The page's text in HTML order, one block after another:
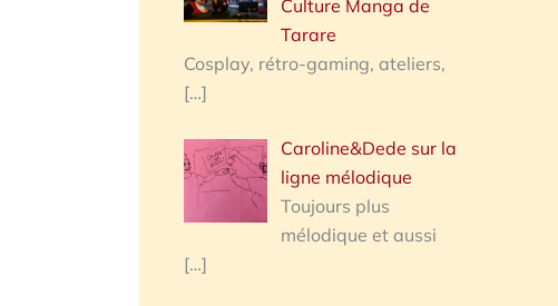
Culture Manga de
Tarare
Cosplay, rétro-gaming, ateliers,
[…]
Caroline&Dede sur la
ligne mélodique
Toujours plus
mélodique et aussi
[…]